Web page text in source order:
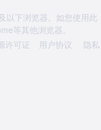
以下浏览器。如您使用此
等其他浏览器。
许可证 用户协议
隐私